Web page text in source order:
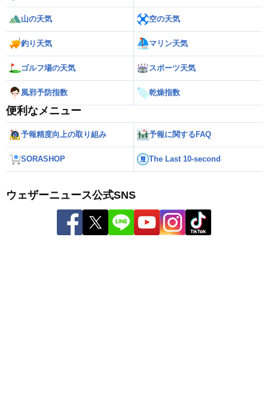
山の天気 空の天気
釣り天気 マリン天気
ゴルフ場の天気 スポーツ天気
風邪予防指数 乾燥指数
便利なメニュー
予報精度向上の取り組み 予報に関するFAQ
SORASHOP The Last 10-second
ウェザーニュース公式SNS